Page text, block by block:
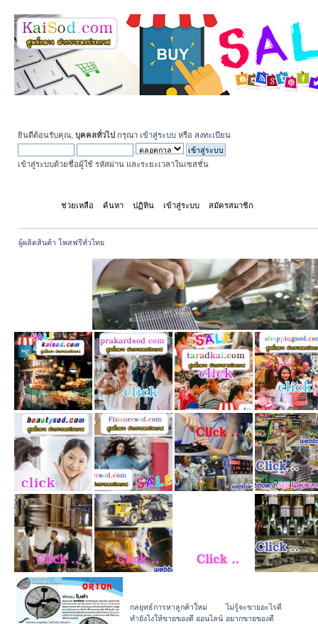
ยินดีต้อนรับคุณ, บุคคลทั่วไป กรุณา เข้าสู่ระบบ หรือ ลงทะเบียน
เข้าสู่ระบบด้วยชื่อผู้ใช้ รหัสผ่าน และระยะเวลาในเซสชั่น
ช่วยเหลือ ค้นหา ปฏิทิน เข้าสู่ระบบ สมัครสมาชิก
ผู้ผลิตสินค้า โพสฟรีทั่วไทย
กลยุทธ์การหาลูกค้าใหม่
ทํายังไงให้ขายของดี ออนไลน์
ไม่รู้จะขายอะไรดี
อยากขายของดี